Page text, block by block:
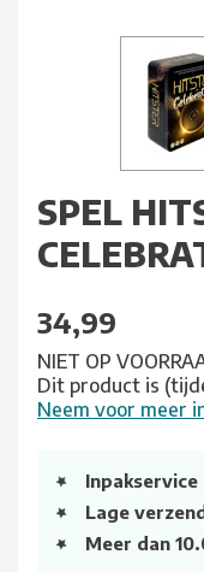
SPEL
34,99
NIET OP
Dit product is
Neem voor meer
Inpakservice
Lage
Meer dan